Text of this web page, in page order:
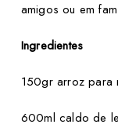
amigos ou em
Ingredientes
150gr arroz para
600ml caldo de